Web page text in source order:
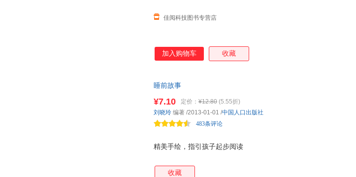
佳阅科技图书专营店
加入购物车 收藏
睡前故事
精美手绘，指引孩子起步阅读
¥7.10 定价： ¥12.80 (5.55折)
483条评论
刘晓玲 编著 /2013-01-01 /中国人口出版社
收藏